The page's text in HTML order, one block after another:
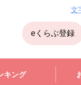
文
eくらぶ登録
キング